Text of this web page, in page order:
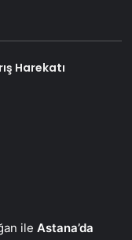
Harekatı
ile Astana’da